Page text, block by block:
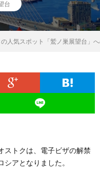
台
人気スポット「鷲ノ巣展望台」
ストクは、電子ビザの解禁
アとなりました。